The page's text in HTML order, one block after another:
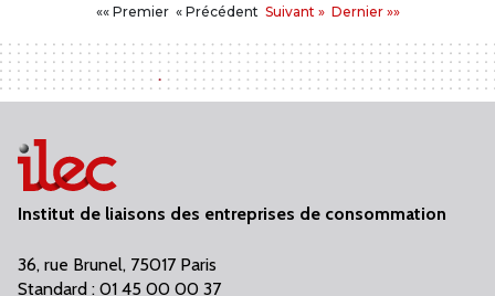
«« PremierPremier
« PrécédentPrécédent
Suivant
Suivant » Dernier
Dernier »»
Institut de liaisons des entreprises de consommation
36, rue Brunel, 75017 Paris
Standard : 01 45 00 00 37